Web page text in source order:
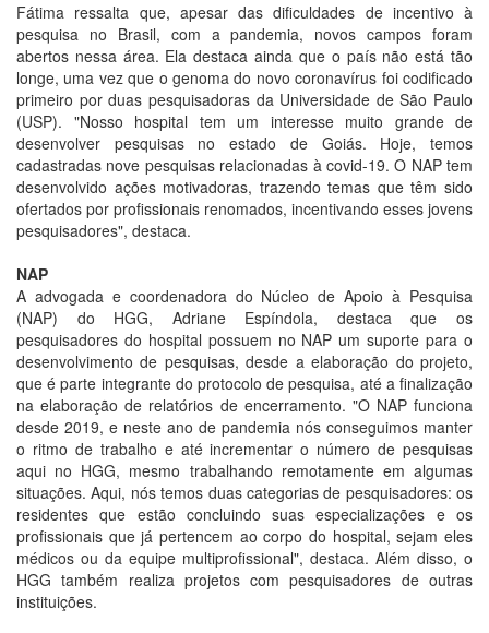
Fátima ressalta que, apesar das dificuldades de incentivo à
pesquisa no Brasil, com a pandemia, novos campos foram
abertos nessa área. Ela destaca ainda que o país não está tão
longe, uma vez que o genoma do novo coronavírus foi codificado
primeiro por duas pesquisadoras da Universidade de São Paulo
(USP). "Nosso hospital tem um interesse muito grande de
desenvolver pesquisas no estado de Goiás. Hoje, temos
cadastradas nove pesquisas relacionadas à covid-19. O NAP tem
desenvolvido ações motivadoras, trazendo temas que têm sido
ofertados por profissionais renomados, incentivando esses jovens
pesquisadores", destaca.
NAP
A advogada e coordenadora do Núcleo de Apoio à Pesquisa
(NAP) do HGG, Adriane Espíndola, destaca que os
pesquisadores do hospital possuem no NAP um suporte para o
desenvolvimento de pesquisas, desde a elaboração do projeto,
que é parte integrante do protocolo de pesquisa, até a finalização
na elaboração de relatórios de encerramento. "O NAP funciona
desde 2019, e neste ano de pandemia nós conseguimos manter
o ritmo de trabalho e até incrementar o número de pesquisas
aqui no HGG, mesmo trabalhando remotamente em algumas
situações. Aqui, nós temos duas categorias de pesquisadores: os
residentes que estão concluindo suas especializações e os
profissionais que já pertencem ao corpo do hospital, sejam eles
médicos ou da equipe multiprofissional", destaca. Além disso, o
HGG também realiza projetos com pesquisadores de outras
instituições.